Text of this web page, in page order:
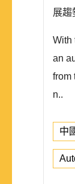
展趨
With
an
from
n..
中